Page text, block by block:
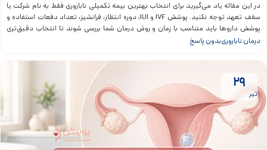
در این مقاله یاد می‌گیرید برای انتخاب بهترین بیمه تکمیلی ناباروری فقط به نام شرکت یا
سقف تعهد توجه نکنید. پوشش IVF و IUI، دوره انتظار، فرانشیز، تعداد دفعات استفاده و
پوشش داروها باید متناسب با زمان و روش درمان شما بررسی شوند تا انتخاب دقیق‌تری
داشته باشید.
درمان ناباروریبدون پاسخ
۲۹
تیر